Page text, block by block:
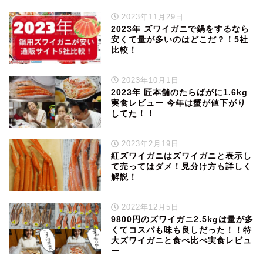
2023年11月29日
2023年 ズワイガニで鍋をするなら
安くて量が多いのはどこだ？！5社
比較！
2023年10月1日
2023年 匠本舗のたらばがに1.6kg
実食レビュー 今年は蟹が値下がり
してた！！
2023年2月19日
紅ズワイガニはズワイガニと表示し
て売ってはダメ！見分け方も詳しく
解説！
2022年12月5日
9800円のズワイガニ2.5kgは量が多
くてコスパも味も良しだった！！特
大ズワイガニと食べ比べ実食レビュ
ー